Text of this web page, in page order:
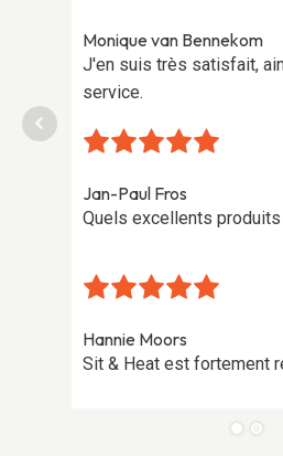
Monique van Bennekom
J'en suis très satisfait,
service.
Jan-Paul Fros
Quels excellents
Hannie Moors
Sit & Heat est fortement